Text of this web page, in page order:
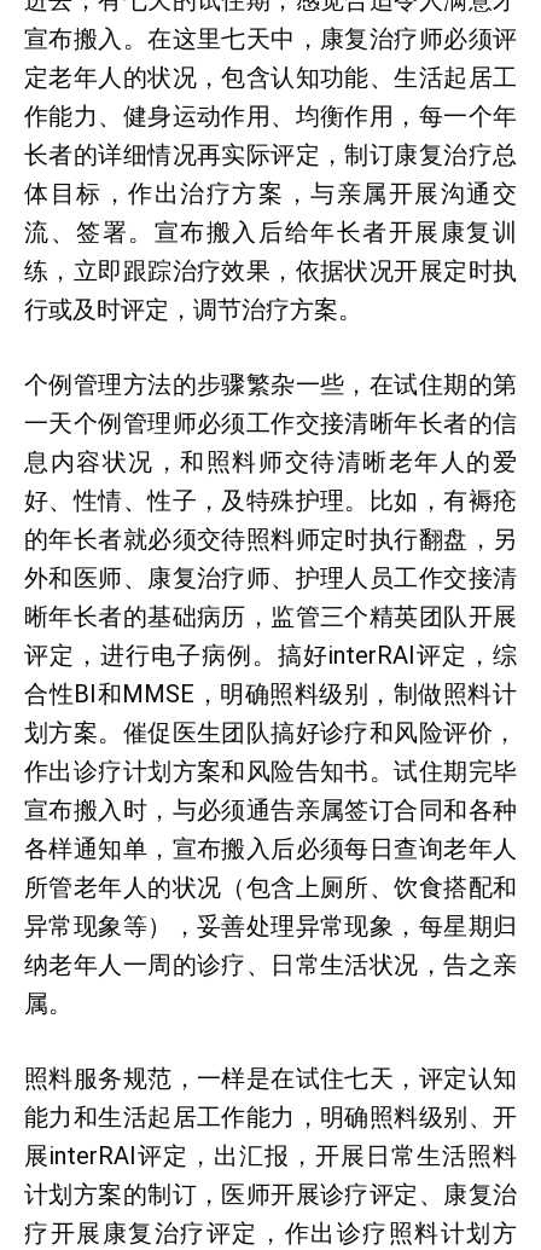
宣布搬入。在这里七天中，康复治疗师必须评
定老年人的状况，包含认知功能、生活起居工
作能力、健身运动作用、均衡作用，每一个年
长者的详细情况再实际评定，制订康复治疗总
体目标，作出治疗方案，与亲属开展沟通交
流、签署。宣布搬入后给年长者开展康复训
练，立即跟踪治疗效果，依据状况开展定时执
行或及时评定，调节治疗方案。
个例管理方法的步骤繁杂一些，在试住期的第
一天个例管理师必须工作交接清晰年长者的信
息内容状况，和照料师交待清晰老年人的爱
好、性情、性子，及特殊护理。比如，有褥疮
的年长者就必须交待照料师定时执行翻盘，另
外和医师、康复治疗师、护理人员工作交接清
晰年长者的基础病历，监管三个精英团队开展
评定，进行电子病例。搞好interRAI评定，综
合性BI和MMSE，明确照料级别，制做照料计
划方案。催促医生团队搞好诊疗和风险评价，
作出诊疗计划方案和风险告知书。试住期完毕
宣布搬入时，与必须通告亲属签订合同和各种
各样通知单，宣布搬入后必须每日查询老年人
所管老年人的状况（包含上厕所、饮食搭配和
异常现象等），妥善处理异常现象，每星期归
纳老年人一周的诊疗、日常生活状况，告之亲
属。
照料服务规范，一样是在试住七天，评定认知
能力和生活起居工作能力，明确照料级别、开
展interRAI评定，出汇报，开展日常生活照料
计划方案的制订，医师开展诊疗评定、康复治
疗开展康复治疗评定，作出诊疗照料计划方